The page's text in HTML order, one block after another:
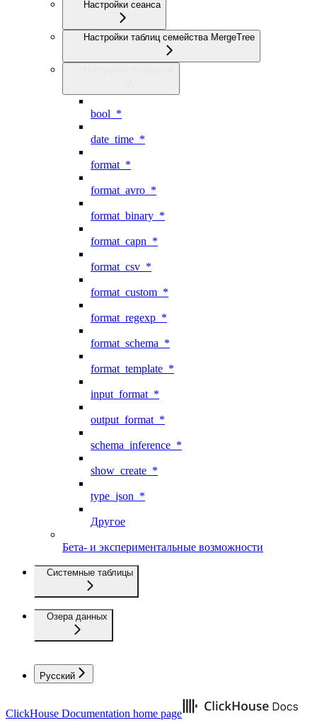
Настройки сеанса
Настройки таблиц семейства MergeTree
bool_*
date_time_*
format_*
format_avro_*
format_binary_*
format_capn_*
format_csv_*
format_custom_*
format_regexp_*
format_schema_*
format_template_*
input_format_*
output_format_*
schema_inference_*
show_create_*
type_json_*
Другое
Бета- и экспериментальные возможности
Системные таблицы
Озера данных
Русский
ClickHouse Documentation home page